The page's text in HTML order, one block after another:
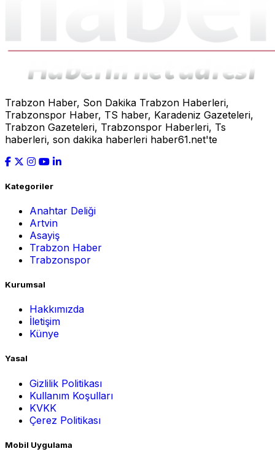
Trabzon Haber, Son Dakika Trabzon Haberleri,
Trabzonspor Haber, TS haber, Karadeniz Gazeteleri,
Trabzon Gazeteleri, Trabzonspor Haberleri, Ts
haberleri, son dakika haberleri haber61.net'te
Kategoriler
Anahtar Deliği
Artvin
Asayiş
Trabzon Haber
Trabzonspor
Kurumsal
Hakkımızda
İletişim
Künye
Yasal
Gizlilik Politikası
Kullanım Koşulları
KVKK
Çerez Politikası
Mobil Uygulama